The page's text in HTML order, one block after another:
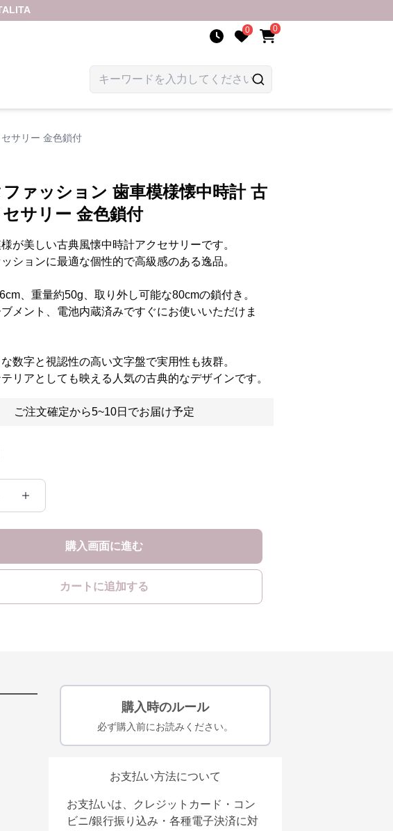
0 0
サリー 金色鎖付
ファッション 歯車模様懐中時計 古
サリー 金色鎖付
が美しい古典風懐中時計アクセサリーです。
ションに最適な個性的で高級感のある逸品。
、重量約50g、取り外し可能な80cmの鎖付き。
メント、電池内蔵済みですぐにお使いいただけま
数字と視認性の高い文字盤で実用性も抜群。
リアとしても映える人気の古典的なデザインです。
ご注文確定から5~10日でお届け予定
購入画面に進む
カートに追加する
購入時のルール
必ず購入前にお読みください。
お支払い方法について
お支払いは、クレジットカード・コン
ビニ/銀行振り込み・各種電子決済に対